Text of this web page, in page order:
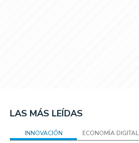
LAS MÁS LEÍDAS
INNOVACIÓN ECONOMÍA DIGITAL